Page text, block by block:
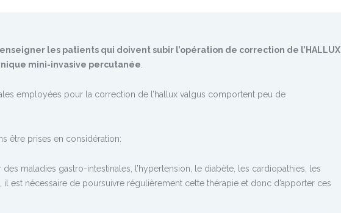
les patients qui doivent subir l’opération de correction de l’HALLUX
mini-invasive percutanée
employées pour la correction de l’hallux valgus comportent peu de
être prises en considération:
maladies gastro-intestinales, l’hypertension, le diabète, les cardiopathies, les
est nécessaire de poursuivre régulièrement cette thérapie et donc d’apporter ces